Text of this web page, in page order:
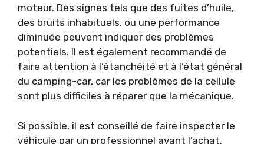
moteur. Des signes tels que des fuites d’huile,
des bruits inhabituels, ou une performance
diminuée peuvent indiquer des problèmes
potentiels. Il est également recommandé de
faire attention à l’étanchéité et à l’état général
du camping-car, car les problèmes de la cellule
sont plus difficiles à réparer que la mécanique.
Si possible, il est conseillé de faire inspecter le
véhicule par un professionnel avant l’achat.